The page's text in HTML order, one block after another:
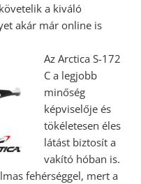
a kiváló
akár már online is
Az Arctica S-172
C a legjobb
minőség
képviselője és
tökéletesen éles
látást biztosít a
vakító hóban is.
fehérséggel, mert a